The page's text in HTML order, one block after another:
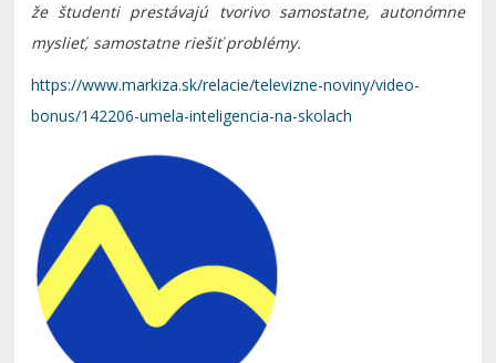
že študenti prestávajú tvorivo samostatne, autonómne
myslieť, samostatne riešiť problémy.
https://www.markiza.sk/relacie/televizne-noviny/video-
bonus/142206-umela-inteligencia-na-skolach